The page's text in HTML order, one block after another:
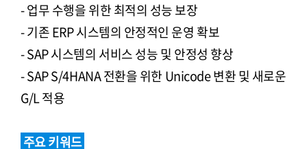
- 업무 수행을 위한 최적의 성능 보장
- 기존 ERP 시스템의 안정적인 운영 확보
- SAP 시스템의 서비스 성능 및 안정성 향상
- SAP S/4HANA 전환을 위한 Unicode 변환 및 새로운
G/L 적용
주요 키워드